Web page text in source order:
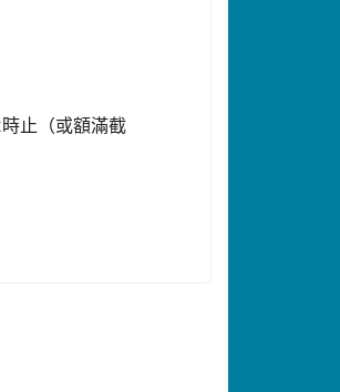
止（或額滿截